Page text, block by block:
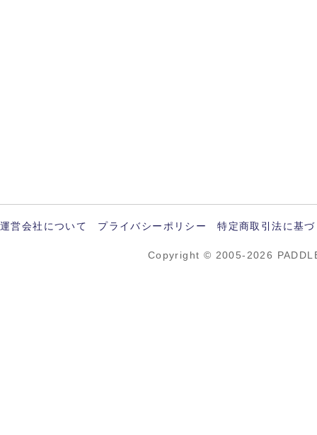
運営会社について プライバシーポリシー 特定商取引法に基
Copyright © 2005-2026